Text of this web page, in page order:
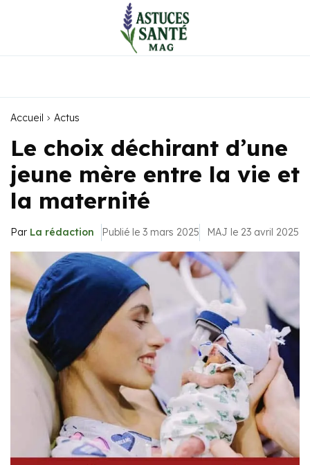
Accueil Actus
Le choix déchirant d’une
jeune mère entre la vie et
la maternité
Par La rédaction Publié le 3 mars 2025 MAJ le 23 avril 2025